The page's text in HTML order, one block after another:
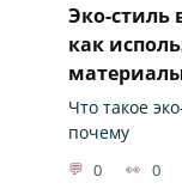
Эко-
как
Что такое
почему
0 0